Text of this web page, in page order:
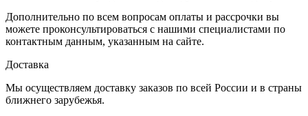
Дополнительно по всем вопросам оплаты и рассрочки вы
можете проконсультироваться с нашими специалистами по
контактным данным, указанным на сайте.
Доставка
Мы осуществляем доставку заказов по всей России и в страны
ближнего зарубежья.